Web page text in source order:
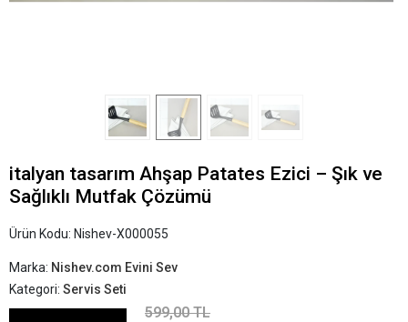
italyan tasarım Ahşap Patates Ezici – Şık ve
Sağlıklı Mutfak Çözümü
Ürün Kodu: Nishev-X000055
Marka: Nishev.com Evini Sev
Kategori: Servis Seti
599,00 TL